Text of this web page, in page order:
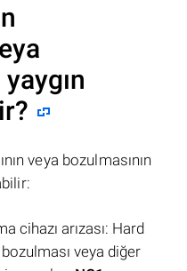
veya bozulmasının
cihazı arızası: Hard
bozulması veya diğer